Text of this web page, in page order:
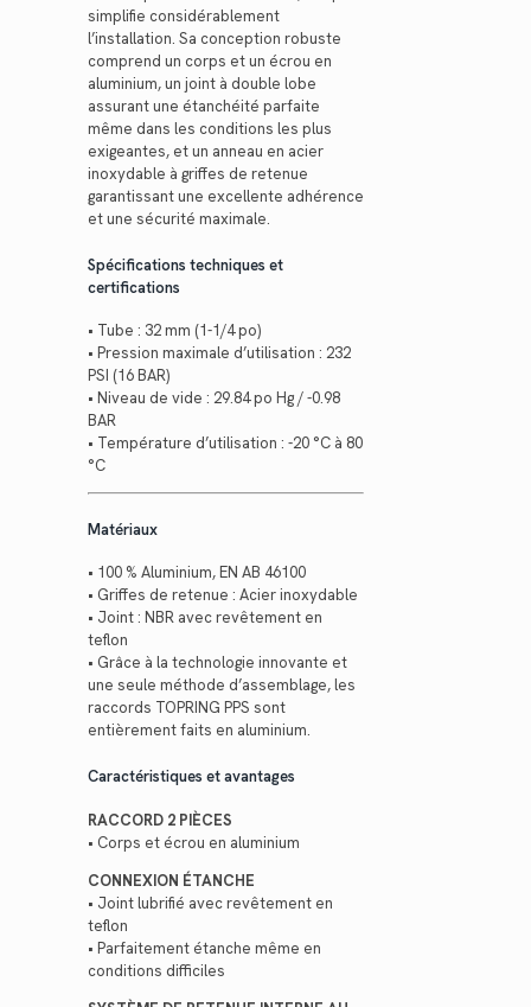
simplifie considérablement
l’installation. Sa conception robuste
comprend un corps et un écrou en
aluminium, un joint à double lobe
assurant une étanchéité parfaite
même dans les conditions les plus
exigeantes, et un anneau en acier
inoxydable à griffes de retenue
garantissant une excellente adhérence
et une sécurité maximale.
Spécifications techniques et
certifications
• Tube : 32 mm (1-1/4 po)
• Pression maximale d’utilisation : 232
PSI (16 BAR)
• Niveau de vide : 29.84 po Hg / -0.98
BAR
• Température d’utilisation : -20 °C à 80
°C
Matériaux
• 100 % Aluminium, EN AB 46100
• Griffes de retenue : Acier inoxydable
• Joint : NBR avec revêtement en
teflon
• Grâce à la technologie innovante et
une seule méthode d’assemblage, les
raccords TOPRING PPS sont
entièrement faits en aluminium.
Caractéristiques et avantages
RACCORD 2 PIÈCES
• Corps et écrou en aluminium
CONNEXION ÉTANCHE
• Joint lubrifié avec revêtement en
teflon
• Parfaitement étanche même en
conditions difficiles